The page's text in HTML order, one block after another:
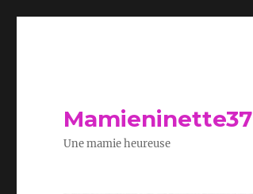
Mamieninette37
Une mamie heureuse